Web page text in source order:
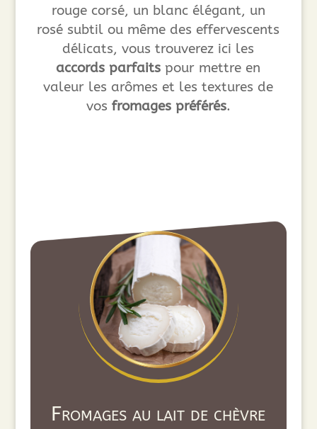
rouge corsé, un blanc élégant, un
rosé subtil ou même des effervescents
délicats, vous trouverez ici les
accords parfaits pour mettre en
valeur les arômes et les textures de
vos fromages préférés.
Fromages au lait de chèvre